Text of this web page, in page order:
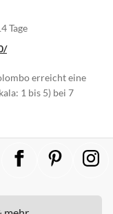
Tage
erreicht eine
1 bis 5) bei 7